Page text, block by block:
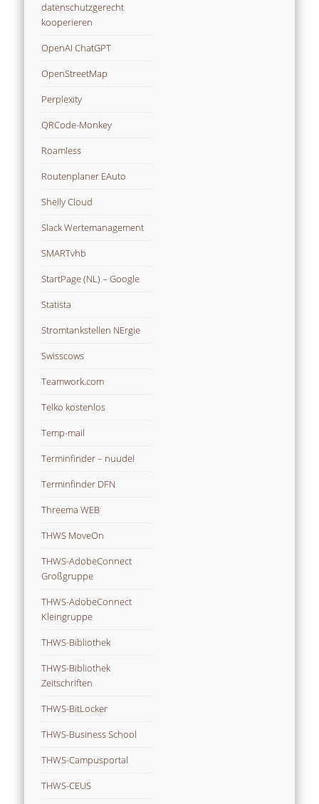
datenschutzgerecht
kooperieren
OpenAI ChatGPT
OpenStreetMap
Perplexity
QRCode-Monkey
Roamless
Routenplaner EAuto
Shelly Cloud
Slack Wertemanagement
SMARTvhb
StartPage (NL) – Google
Statista
Stromtankstellen NErgie
Swisscows
Teamwork.com
Telko kostenlos
Temp-mail
Terminfinder – nuudel
Terminfinder DFN
Threema WEB
THWS MoveOn
THWS-AdobeConnect
Großgruppe
THWS-AdobeConnect
Kleingruppe
THWS-Bibliothek
THWS-Bibliothek
Zeitschriften
THWS-BitLocker
THWS-Business School
THWS-Campusportal
THWS-CEUS